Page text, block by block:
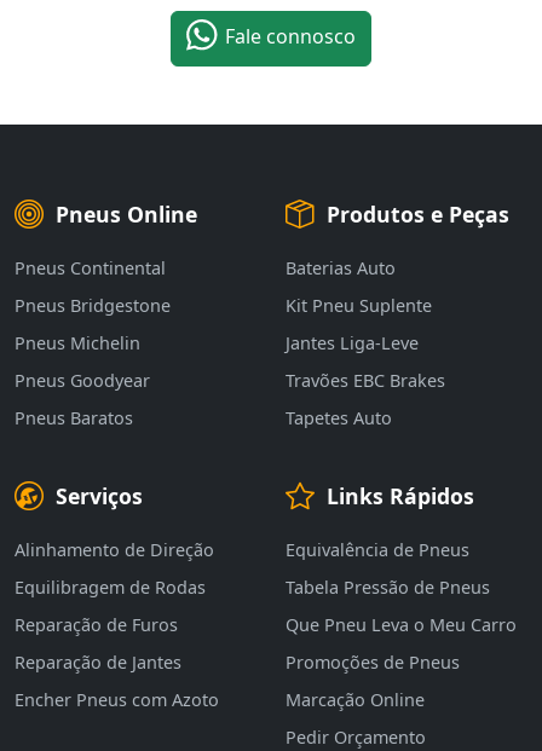
Fale connosco
Pneus Online
Pneus Continental
Pneus Bridgestone
Pneus Michelin
Pneus Goodyear
Pneus Baratos
Produtos e Peças
Baterias Auto
Kit Pneu Suplente
Jantes Liga-Leve
Travões EBC Brakes
Tapetes Auto
Serviços
Alinhamento de Direção
Equilibragem de Rodas
Reparação de Furos
Reparação de Jantes
Encher Pneus com Azoto
Links Rápidos
Equivalência de Pneus
Tabela Pressão de Pneus
Que Pneu Leva o Meu Carro
Promoções de Pneus
Marcação Online
Pedir Orçamento